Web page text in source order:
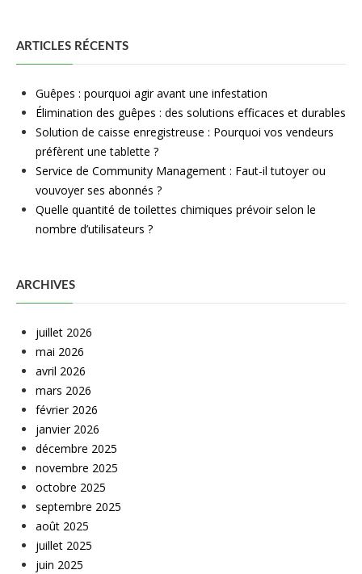
ARTICLES RÉCENTS
Guêpes : pourquoi agir avant une infestation
Élimination des guêpes : des solutions efficaces et durables
Solution de caisse enregistreuse : Pourquoi vos vendeurs
préfèrent une tablette ?
Service de Community Management : Faut-il tutoyer ou
vouvoyer ses abonnés ?
Quelle quantité de toilettes chimiques prévoir selon le
nombre d’utilisateurs ?
ARCHIVES
juillet 2026
mai 2026
avril 2026
mars 2026
février 2026
janvier 2026
décembre 2025
novembre 2025
octobre 2025
septembre 2025
août 2025
juillet 2025
juin 2025